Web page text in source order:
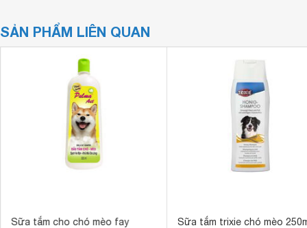
SẢN PHẨM LIÊN QUAN
Sữa tắm cho chó mèo fay
Sữa tắm trixie chó mèo